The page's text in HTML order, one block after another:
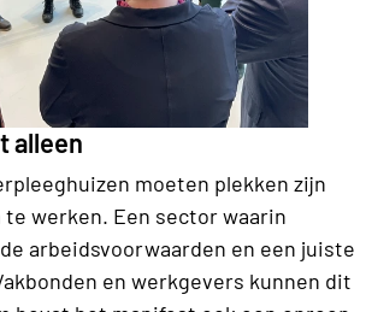
alleen
moeten plekken zijn
werken. Een sector waarin
arbeidsvoorwaarden en een juiste
en werkgevers kunnen dit